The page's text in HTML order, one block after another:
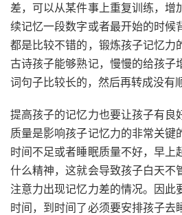
差，可以从某件事上重复训练，增
续记忆一段数字或者最开始的时候
都是比较不错的，锻炼孩子记忆力
古诗孩子能够熟记，慢慢的给孩子
词句子比较长的，然后再转成没有
提高孩子的记忆力也要让孩子有良
质量是影响孩子记忆力的非常关键
时间不足或者睡眠质量不好，早上
什么精神，这就会导致孩子白天不
注意力出现记忆力差的情况。因此
时间，到时间了必须要安排孩子去